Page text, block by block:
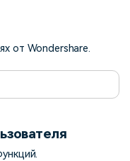
от Wondershare.